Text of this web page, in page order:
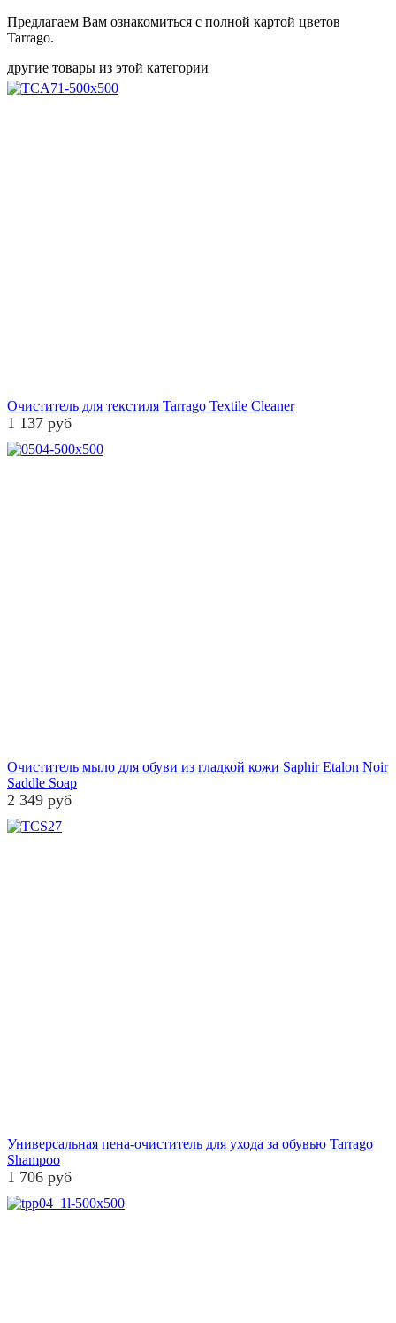
Предлагаем Вам ознакомиться с полной картой цветов
Tarrago.
другие товары из этой категории
Очиститель для текстиля Tarrago Textile Cleaner
1 137 руб
Очиститель мыло для обуви из гладкой кожи Saphir Etalon Noir
Saddle Soap
2 349 руб
Универсальная пена-очиститель для ухода за обувью Tarrago
Shampoo
1 706 руб